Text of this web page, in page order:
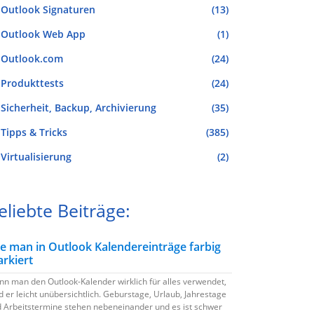
Outlook Signaturen
(13)
Outlook Web App
(1)
Outlook.com
(24)
Produkttests
(24)
Sicherheit, Backup, Archivierung
(35)
Tipps & Tricks
(385)
Virtualisierung
(2)
Beiträge:
man in Outlook Kalendereinträge farbig
man den Outlook-Kalender wirklich für alles verwendet,
er leicht unübersichtlich. Geburstage, Urlaub, Jahrestage
Arbeitstermine stehen nebeneinander und es ist schwer